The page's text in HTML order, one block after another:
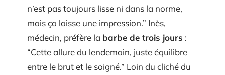
n’est pas toujours lisse ni dans la norme,
mais ça laisse une impression.” Inès,
médecin, préfère la barbe de trois jours :
“Cette allure du lendemain, juste équilibre
entre le brut et le soigné.” Loin du cliché du